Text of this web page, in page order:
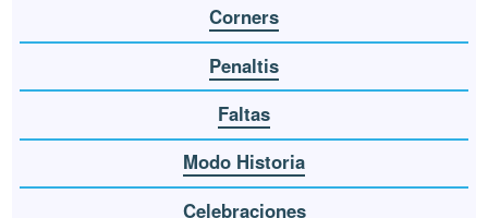
Corners
Penaltis
Faltas
Modo Historia
Celebraciones